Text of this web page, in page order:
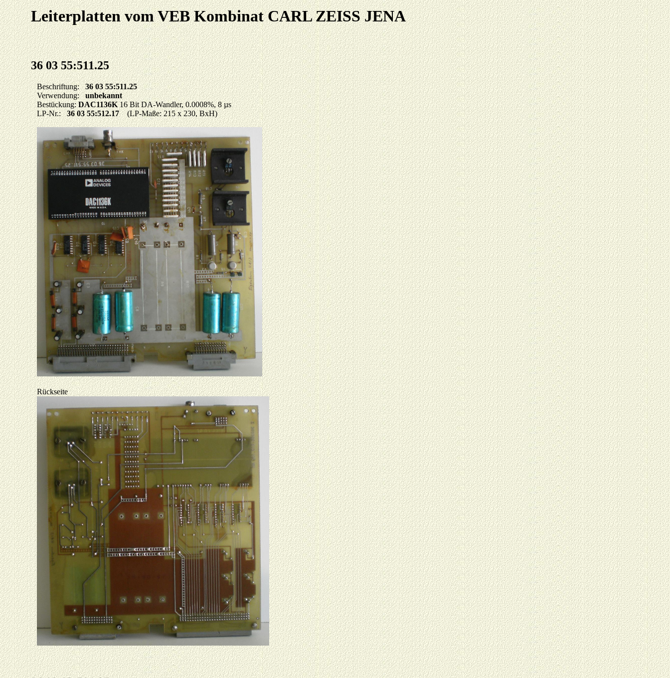
Leiterplatten vom VEB Kombinat CARL ZEISS JENA
36 03 55:511.25
Beschriftung:36 03 55:511.25
Verwendung:unbekannt
Bestückung:DAC1136K16 Bit DA-Wandler, 0.0008%, 8 µs
LP-Nr.:36 03 55:512.17(LP-Maße: 215 x 230, BxH)
Rückseite